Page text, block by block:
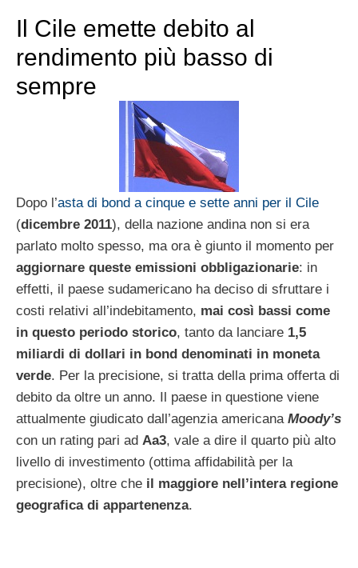
Il Cile emette debito al
rendimento più basso di
sempre
Dopo l’asta di bond a cinque e sette anni per il Cile
(dicembre 2011), della nazione andina non si era
parlato molto spesso, ma ora è giunto il momento per
aggiornare queste emissioni obbligazionarie: in
effetti, il paese sudamericano ha deciso di sfruttare i
costi relativi all’indebitamento, mai così bassi come
in questo periodo storico, tanto da lanciare 1,5
miliardi di dollari in bond denominati in moneta
verde. Per la precisione, si tratta della prima offerta di
debito da oltre un anno. Il paese in questione viene
attualmente giudicato dall’agenzia americana Moody’s
con un rating pari ad Aa3, vale a dire il quarto più alto
livello di investimento (ottima affidabilità per la
precisione), oltre che il maggiore nell’intera regione
geografica di appartenenza.